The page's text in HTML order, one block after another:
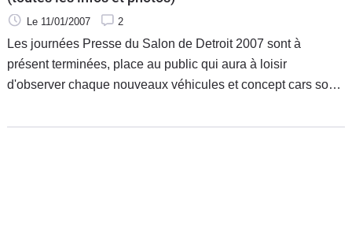
Le 11/01/2007 2
Les journées Presse du Salon de Detroit 2007 sont à
présent terminées, place au public qui aura à loisir
d'observer chaque nouveaux véhicules et concept cars sous